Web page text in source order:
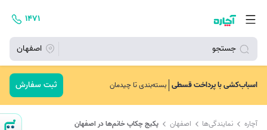
جستجو اصفهان
۱۴۷۱
اسباب‌کشی با پرداخت قسطی بسته‌بندی تا چیدمان ثبت سفارش
آچاره نمایندگی‌ها اصفهان پکیج چکاپ خانم‌ها در اصفهان